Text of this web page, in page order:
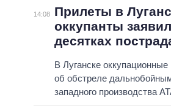
14:08
Прилеты в
оккупанты
десятках
В Луганске оккупационные
об обстреле
западного производства